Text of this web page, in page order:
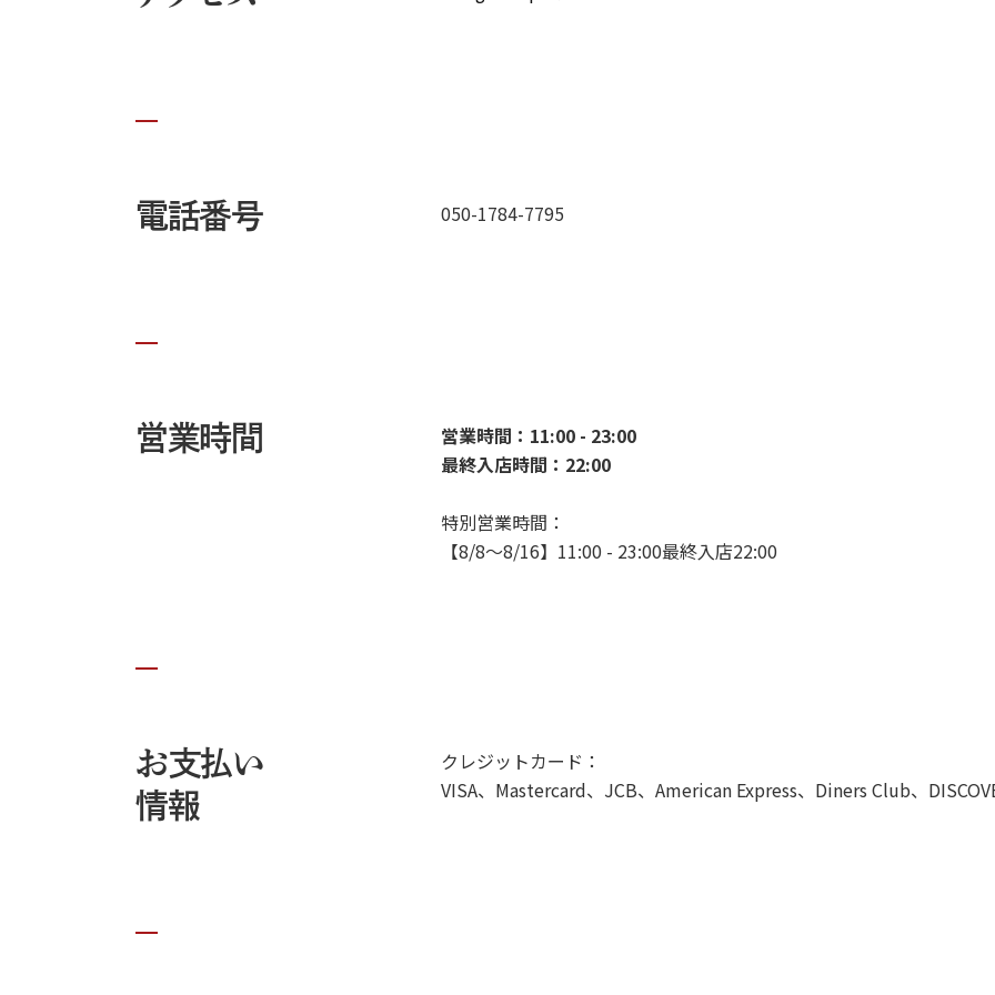
電話番号 050-1784-7795
営業時間
営業時間：11:00 - 23:00
最終入店時間：22:00
特別営業時間：
【8/8～8/16】11:00 - 23:00最終入店22:00
お支払い
情報
クレジットカード：
VISA、Mastercard、JCB、American Express、Diners Club、